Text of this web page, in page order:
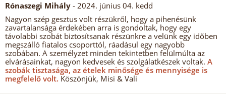
Rónaszegi Mihály - 2024. június 04. kedd
Nagyon szép gesztus volt részükről, hogy a pihenésünk
zavartalansága érdekében arra is gondoltak, hogy egy
távolabbi szobát biztosítsanak részünkre a velünk egy időben
megszálló fiatalos csoporttól, ráadásul egy nagyobb
szobában. A személyzet minden tekintetben felülmúlta az
elvárásainkat, nagyon kedvesek és szolgálatkészek voltak. A
szobák tisztasága, az ételek minősége és mennyisége is
megfelelő volt. Köszönjük, Misi & Vali